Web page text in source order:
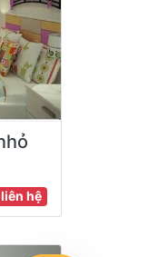
hệ